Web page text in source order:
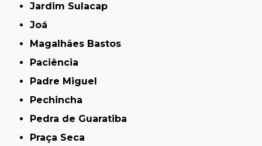
Jardim Sulacap
Joá
Magalhães Bastos
Paciência
Padre Miguel
Pechincha
Pedra de Guaratiba
Praça Seca